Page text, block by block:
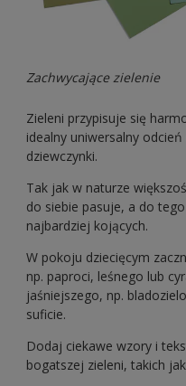
Zachwycające zielenie
Zieleni przypisuje się
idealny uniwersalny
dziewczynki.
Tak jak w naturze
do siebie pasuje, a do
najbardziej kojących.
W pokoju dziecięcym
np. paproci, leśnego lub
jaśniejszego, np.
suficie.
Dodaj ciekawe wzory i
bogatszej zieleni, takich